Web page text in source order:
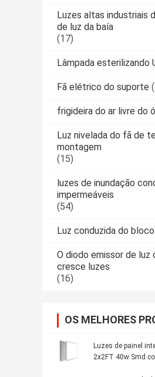
Luzes altas industriais
de luz da baía
(17)
Lâmpada esterilizando
Fã elétrico do suporte
frigideira do ar livre do
Luz nivelada do fã de
montagem
(15)
luzes de inundação
impermeáveis
(54)
Luz conduzida do
O diodo emissor de luz
cresce luzes
(16)
OS MELHORES
Luzes de painel
2x2FT 40w Smd